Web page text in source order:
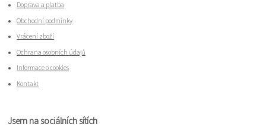
Doprava a platba
Obchodní podmínky
Vrácení zboží
Ochrana osobních údajů
Informace o cookies
Kontakt
Jsem na sociálních sítích